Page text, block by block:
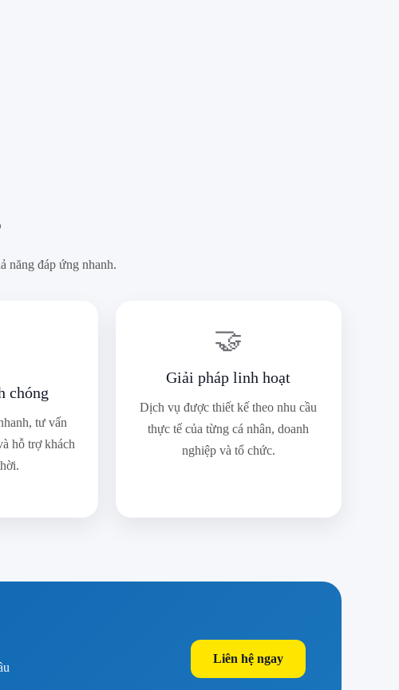
năng đáp ứng nhanh.
chóng
tư vấn
hỗ trợ khách
🤝
Giải pháp linh hoạt
Dịch vụ được thiết kế theo nhu cầu
thực tế của từng cá nhân, doanh
nghiệp và tổ chức.
Liên hệ ngay